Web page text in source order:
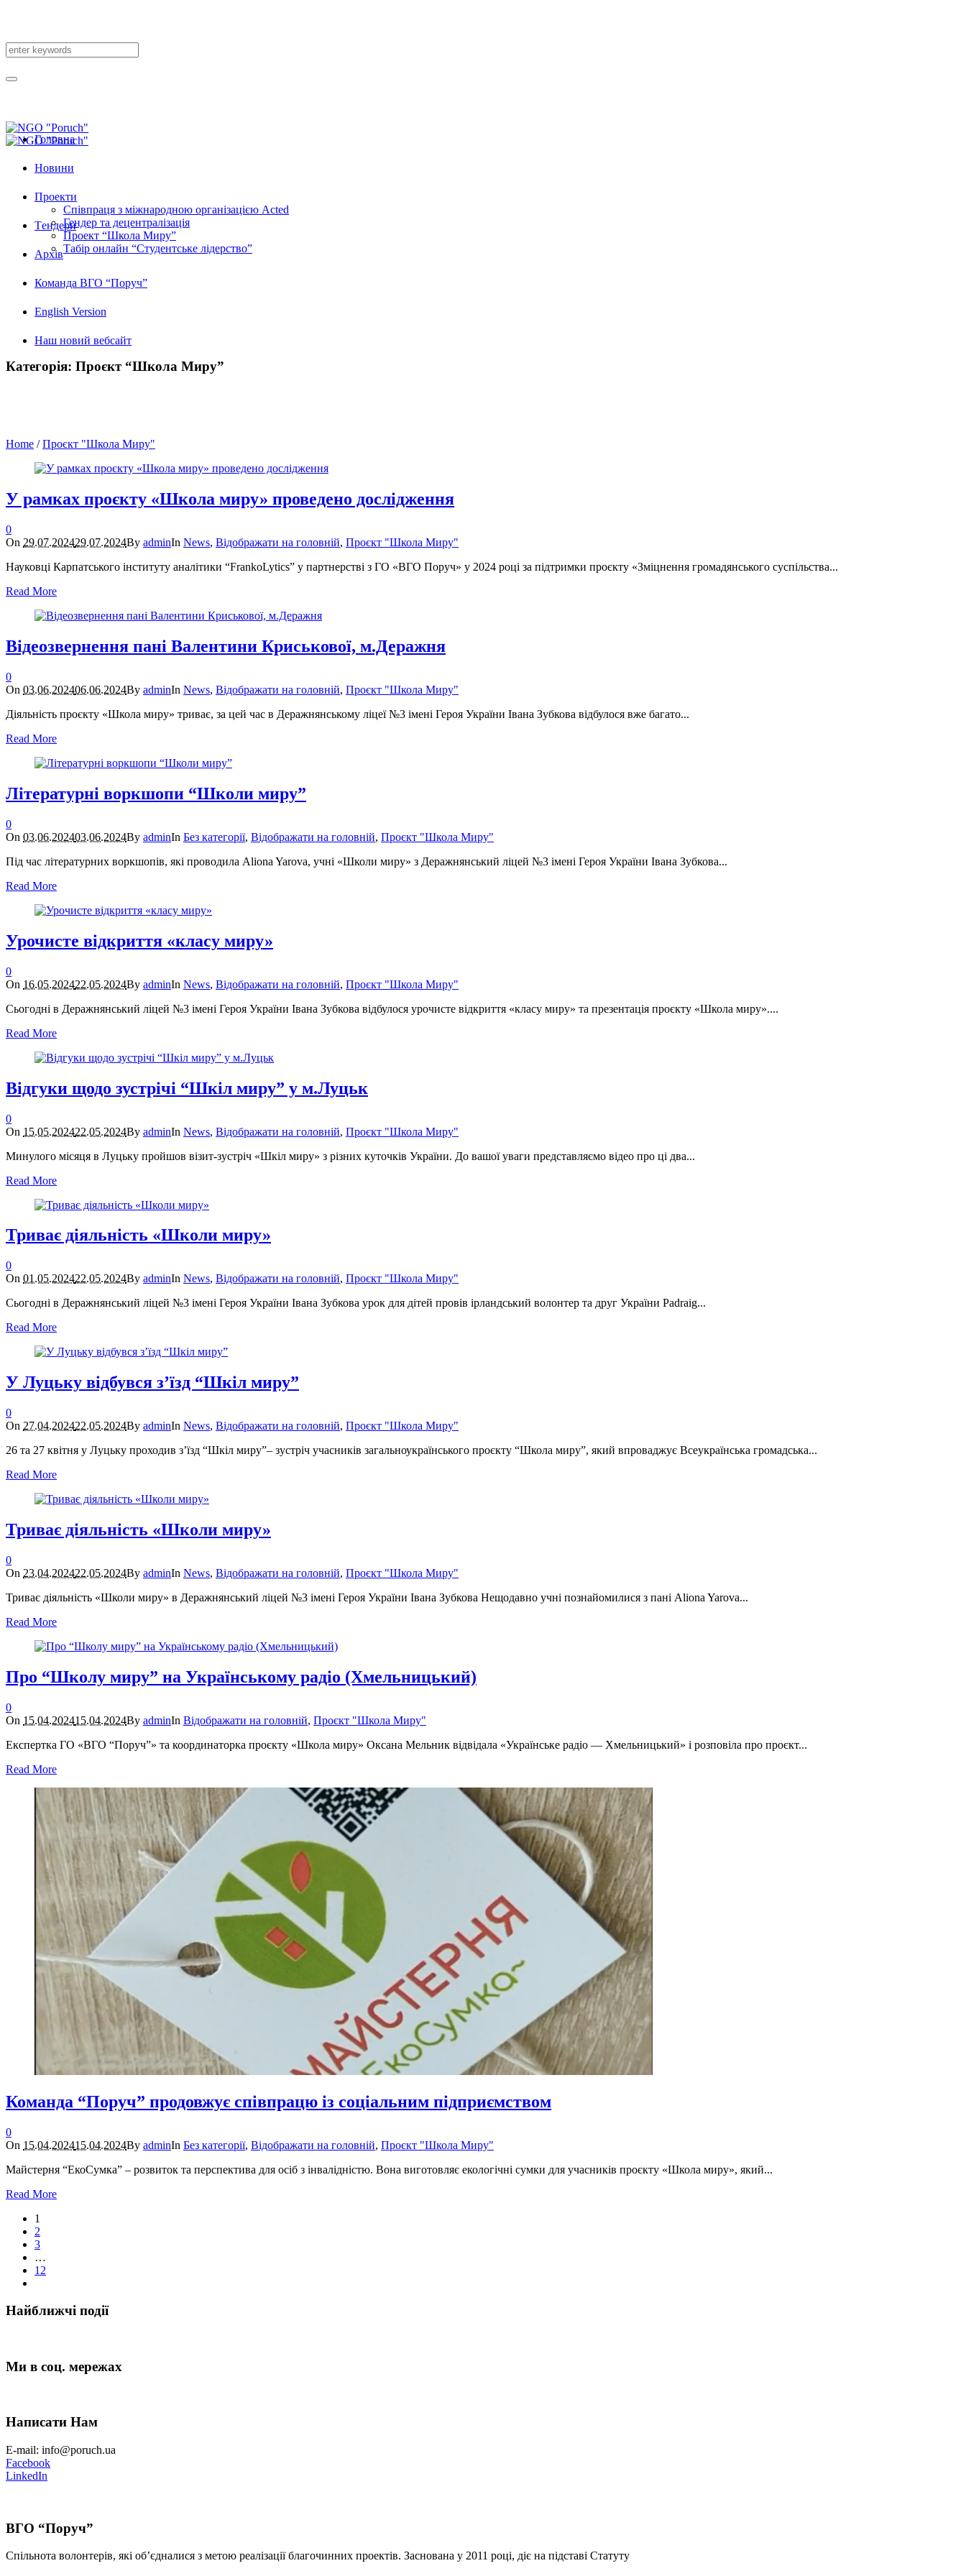
Головна
Новини
Проекти
Співпраця з міжнародною організацією Acted
Гендер та децентралізація
Проект “Школа Миру”
Табір онлайн “Студентське лідерство”
Tендери
Архів
Команда ВГО “Поруч”
English Version
Наш новий вебсайт
Категорія: Проєкт “Школа Миру”
Home /Проєкт "Школа Миру"
У рамках проєкту «Школа миру» проведено дослідження
0
On 29.07.202429.07.2024By adminIn News, Відображати на головній, Проєкт "Школа Миру"
Науковці Карпатського інституту аналітики “FrankoLytics” у партнерстві з ГО «ВГО Поруч» у 2024 році за підтримки проєкту «Зміцнення громадянського суспільства...
Read More
Відеозвернення пані Валентини Криськової, м.Деражня
0
On 03.06.202406.06.2024By adminIn News, Відображати на головній, Проєкт "Школа Миру"
Діяльність проєкту «Школа миру» триває, за цей час в Деражнянському ліцеї №3 імені Героя України Івана Зубкова відбулося вже багато...
Read More
Літературні воркшопи “Школи миру”
0
On 03.06.202403.06.2024By adminIn Без категорії, Відображати на головній, Проєкт "Школа Миру"
Під час літературних воркшопів, які проводила Aliona Yarova, учні «Школи миру» з Деражнянський ліцей №3 імені Героя України Івана Зубкова...
Read More
Урочисте відкриття «класу миру»
0
On 16.05.202422.05.2024By adminIn News, Відображати на головній, Проєкт "Школа Миру"
Сьогодні в Деражнянський ліцей №3 імені Героя України Івана Зубкова відбулося урочисте відкриття «класу миру» та презентація проєкту «Школа миру»....
Read More
Відгуки щодо зустрічі “Шкіл миру” у м.Луцьк
0
On 15.05.202422.05.2024By adminIn News, Відображати на головній, Проєкт "Школа Миру"
Минулого місяця в Луцьку пройшов візит-зустріч «Шкіл миру» з різних куточків України. До вашої уваги представляємо відео про ці два...
Read More
Триває діяльність «Школи миру»
0
On 01.05.202422.05.2024By adminIn News, Відображати на головній, Проєкт "Школа Миру"
Сьогодні в Деражнянський ліцей №3 імені Героя України Івана Зубкова урок для дітей провів ірландський волонтер та друг України Padraig...
Read More
У Луцьку відбувся з’їзд “Шкіл миру”
0
On 27.04.202422.05.2024By adminIn News, Відображати на головній, Проєкт "Школа Миру"
26 та 27 квітня у Луцьку проходив з’їзд “Шкіл миру”– зустріч учасників загальноукраїнського проєкту “Школа миру”, який впроваджує Всеукраїнська громадська...
Read More
Триває діяльність «Школи миру»
0
On 23.04.202422.05.2024By adminIn News, Відображати на головній, Проєкт "Школа Миру"
Триває діяльність «Школи миру» в Деражнянський ліцей №3 імені Героя України Івана Зубкова Нещодавно учні познайомилися з пані Aliona Yarova...
Read More
Про “Школу миру” на Українському радіо (Хмельницький)
0
On 15.04.202415.04.2024By adminIn Відображати на головній, Проєкт "Школа Миру"
Експертка ГО «ВГО “Поруч”» та координаторка проєкту «Школа миру» Оксана Мельник відвідала «Українське радіо — Хмельницький» і розповіла про проєкт...
Read More
Команда “Поруч” продовжує співпрацю із соціальним підприємством
0
On 15.04.202415.04.2024By adminIn Без категорії, Відображати на головній, Проєкт "Школа Миру"
Майстерня “ЕкоСумка” – розвиток та перспектива для осіб з інвалідністю. Вона виготовляє екологічні сумки для учасників проєкту «Школа миру», який...
Read More
1
2
3
…
12
Найближчі події
Ми в соц. мережах
Написати Нам
E-mail: info@poruch.ua
Facebook
LinkedIn
ВГО “Поруч”
Спільнота волонтерів, які об’єдналися з метою реалізації благочинних проектів. Заснована у 2011 році, діє на підставі Статуту